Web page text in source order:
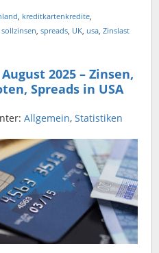
, kreditkartenkredite,
sollzinsen, spreads, UK, usa, Zinslast
2025 – Zinsen,
Spreads in USA
Allgemein, Statistiken